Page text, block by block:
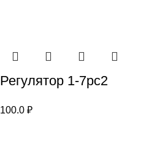
Регулятор 1-7рс2
100.0 ₽